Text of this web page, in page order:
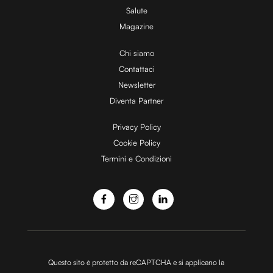
i
d
e
o
Salute
Magazine
Chi siamo
Contattaci
Newsletter
Diventa Partner
Privacy Policy
Cookie Policy
Termini e Condizioni
Questo sito è protetto da reCAPTCHA e si applicano la